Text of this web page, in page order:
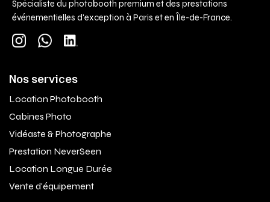
Spécialiste du photobooth premium et des prestations
événementielles d'exception à Paris et en Île-de-France.
Nos services
Location Photobooth
Cabines Photo
Vidéaste & Photographe
Prestation NeverSeen
Location Longue Durée
Vente d'équipement